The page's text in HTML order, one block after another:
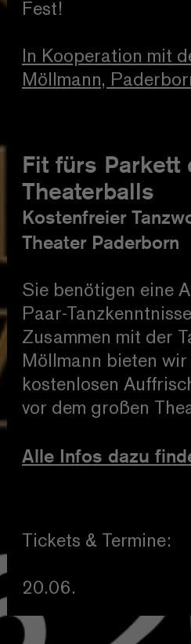
Fest!
In Kooperation mit
Möllmann,
Fit fürs Parkett
Theaterballs
Kostenfreier
Theater Paderborn
Sie benötigen eine
Paar-
Zusammen mit der
Möllmann bieten wir
kostenlosen
vor dem großen
Alle Infos dazu
Tickets & Termine:
20.06.